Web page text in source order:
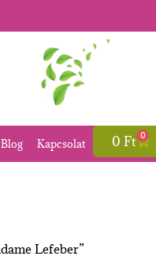
Blog Kapcsolat 0Ft 0
Lefeber”